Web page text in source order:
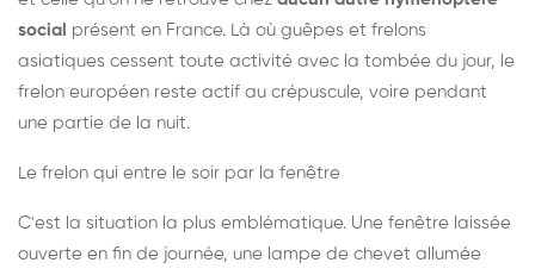
social présent en France. Là où guêpes et frelons
asiatiques cessent toute activité avec la tombée du jour, le
frelon européen reste actif au crépuscule, voire pendant
une partie de la nuit.
Le frelon qui entre le soir par la fenêtre
C'est la situation la plus emblématique. Une fenêtre laissée
ouverte en fin de journée, une lampe de chevet allumée